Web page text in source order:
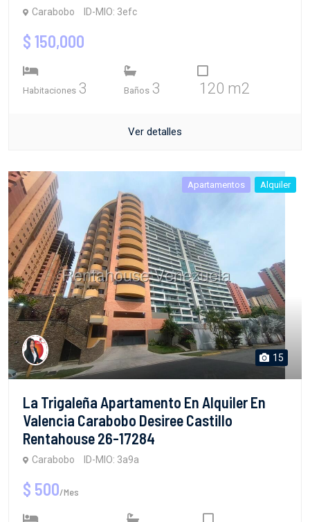
Carabobo ID-MIO: 3efc
$ 150,000
Habitaciones 3 Baños 3 120 m2
Ver detalles
Apartamentos Alquiler
15
La Trigaleña Apartamento En Alquiler En
Valencia Carabobo Desiree Castillo
Rentahouse 26-17284
Carabobo ID-MIO: 3a9a
$ 500/Mes